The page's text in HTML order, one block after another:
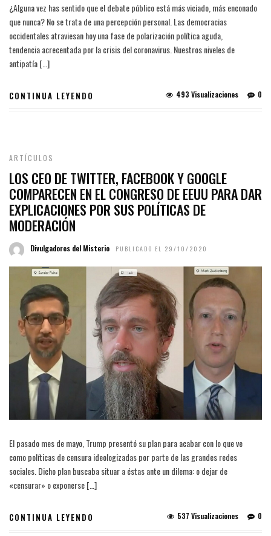
¿Alguna vez has sentido que el debate público está más viciado, más enconado
que nunca? No se trata de una percepción personal. Las democracias
occidentales atraviesan hoy una fase de polarización política aguda,
tendencia acrecentada por la crisis del coronavirus. Nuestros niveles de
antipatía […]
CONTINUA LEYENDO 0
493 Visualizaciones
ARTÍCULOS
LOS CEO DE TWITTER, FACEBOOK Y GOOGLE
COMPARECEN EN EL CONGRESO DE EEUU PARA DAR
EXPLICACIONES POR SUS POLÍTICAS DE
MODERACIÓN
Divulgadores del Misterio PUBLICADO EL 29/10/2020
El pasado mes de mayo, Trump presentó su plan para acabar con lo que ve
como políticas de censura ideologizadas por parte de las grandes redes
sociales. Dicho plan buscaba situar a éstas ante un dilema: o dejar de
«censurar» o exponerse […]
CONTINUA LEYENDO 0
537 Visualizaciones